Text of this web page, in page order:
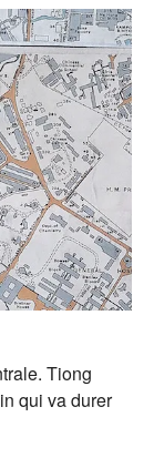
Tiong
qui va durer